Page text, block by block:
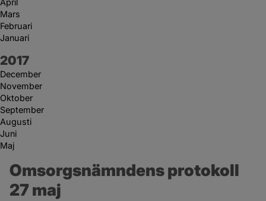
April
Mars
Februari
Januari
År:
2017
December
November
Oktober
September
Augusti
Juni
Maj
Omsorgsnämndens protokoll
27 maj